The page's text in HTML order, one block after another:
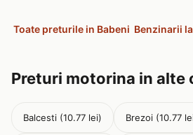
Toate preturile in Babeni Benzinarii
Preturi motorina in alte
Balcesti (10.77 lei) Brezoi (10.77